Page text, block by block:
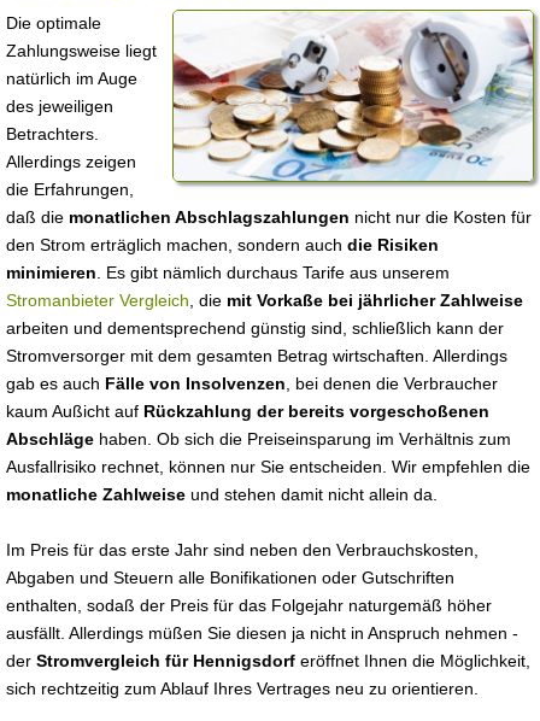
Die optimale
Zahlungsweise liegt
natürlich im Auge
des jeweiligen
Betrachters.
Allerdings zeigen
die Erfahrungen,
daß die monatlichen Abschlagszahlungen nicht nur die Kosten für
den Strom erträglich machen, sondern auch die Risiken
minimieren . Es gibt nämlich durchaus Tarife aus unserem
Stromanbieter Vergleich , die mit Vorkaße bei jährlicher Zahlweise
arbeiten und dementsprechend günstig sind, schließlich kann der
Stromversorger mit dem gesamten Betrag wirtschaften. Allerdings
gab es auch Fälle von Insolvenzen , bei denen die Verbraucher
kaum Außicht auf Rückzahlung der bereits vorgeschoßenen
Abschläge haben. Ob sich die Preiseinsparung im Verhältnis zum
Ausfallrisiko rechnet, können nur Sie entscheiden. Wir empfehlen die
monatliche Zahlweise und stehen damit nicht allein da.
Im Preis für das erste Jahr sind neben den Verbrauchskosten,
Abgaben und Steuern alle Bonifikationen oder Gutschriften
enthalten, sodaß der Preis für das Folgejahr naturgemäß höher
ausfällt. Allerdings müßen Sie diesen ja nicht in Anspruch nehmen -
der Stromvergleich für Hennigsdorf eröffnet Ihnen die Möglichkeit,
sich rechtzeitig zum Ablauf Ihres Vertrages neu zu orientieren.